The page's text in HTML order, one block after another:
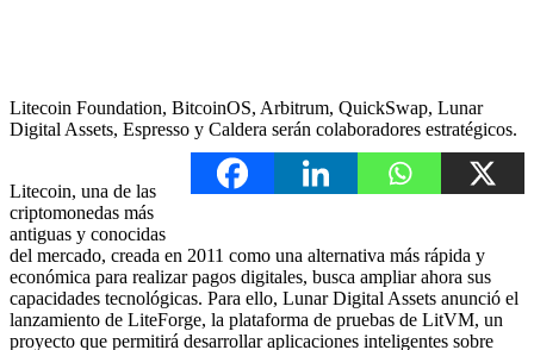
Litecoin Foundation, BitcoinOS, Arbitrum, QuickSwap, Lunar
Digital Assets, Espresso y Caldera serán colaboradores estratégicos.
Litecoin, una de las
criptomonedas más
antiguas y conocidas
del mercado, creada en 2011 como una alternativa más rápida y
económica para realizar pagos digitales, busca ampliar ahora sus
capacidades tecnológicas. Para ello, Lunar Digital Assets anunció el
lanzamiento de LiteForge, la plataforma de pruebas de LitVM, un
proyecto que permitirá desarrollar aplicaciones inteligentes sobre